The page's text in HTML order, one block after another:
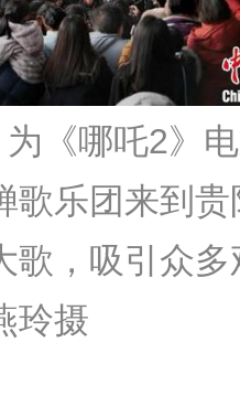
《哪吒2》
歌乐团来到贵
歌，吸引众多
玲摄